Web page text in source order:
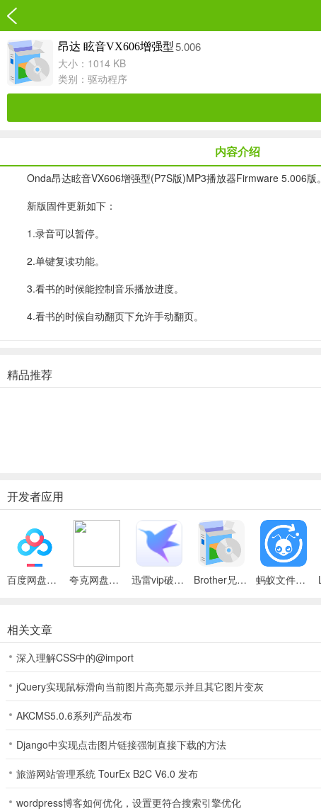
昂达 眩音VX606增强型5.006
大小：1014 KB
类别： 驱动程序
内容介绍
Onda昂达眩音VX606增强型(P7S版)MP3播放器Firmware 5.006版。
新版固件更新如下：
1.录音可以暂停。
2.单键复读功能。
3.看书的时候能控制音乐播放进度。
4.看书的时候自动翻页下允许手动翻页。
精品推荐
开发者应用
百度网盘绿色免安装Pc电脑版 夸克网盘官方正式版 迅雷vip破解版永久会员2024版 Brother兄弟 MFC-8480DN多功能一体机ISIS驱动 蚂蚁文件（数据恢复大师）
相关文章
深入理解CSS中的@import
jQuery实现鼠标滑向当前图片高亮显示并且其它图片变灰
AKCMS5.0.6系列产品发布
Django中实现点击图片链接强制直接下载的方法
旅游网站管理系统 TourEx B2C V6.0 发布
wordpress博客如何优化，设置更符合搜索引擎优化